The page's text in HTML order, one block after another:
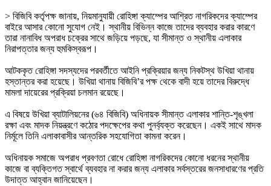
‎> বিজিবি কর্তৃপক্ষ জানায়, নিয়মানুযায়ী রোহিঙ্গা ক্যাম্পের আশ্রিত নাগরিকদের ক্যাম্পের
বাইরে আসার কোনো সুযোগ নেই। স্থানীয় বিভিন্ন কাজে তাদের ব্যবহার করার কারণে
তারা নানাবিধ অপরাধ চক্রের সাথে জড়িয়ে পড়ছে, যা সীমান্ত ও স্থানীয় এলাকার
নিরাপত্তার জন্য হুমকিস্বরূপ।
‎আটককৃত রোহিঙ্গা সদস্যদের পরবর্তীতে আইনি প্রক্রিয়ার জন্য নিকটস্থ উখিয়া থানায়
হস্তান্তর করা হয়েছে। উখিয়া থানায় বিজিবি’র পক্ষ থেকে বাদী হয়ে তাদের বিরুদ্ধে
মামলা দায়েরের প্রক্রিয়া চলমান রয়েছে।
‎এ বিষয়ে উখিয়া ব্যাটালিয়নের (৬৪ বিজিবি) অধিনায়ক সীমান্ত এলাকার শান্তি-শৃঙ্খলা
রক্ষা এবং মাদক নিয়ন্ত্রণে কঠোর পদক্ষেপের কথা পুনর্ব্যক্ত করেছেন। একই সাথে মাদক
নির্মূলে তিনি এলাকাবাসীর আন্তরিক সহযোগিতা কামনা করেন।
‎অধিনায়ক সমাজে অপরাধ প্রবণতা রোধে রোহিঙ্গা নাগরিকদের কোনো ধরনের স্থানীয়
কাজে বা ব্যক্তিগত স্বার্থে ব্যবহার না করার জন্য এলাকার সর্বস্তরের জনসাধারণের প্রতি
উদাত্ত আহ্বান জানিয়েছেন।